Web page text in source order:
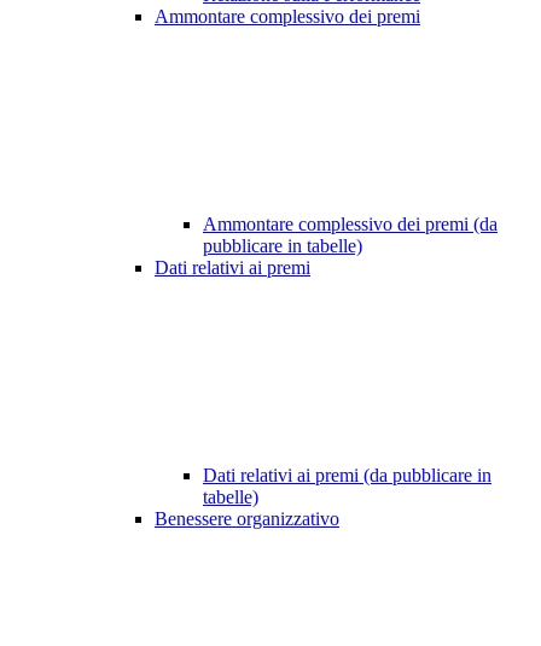
Ammontare complessivo dei premi
Ammontare complessivo dei premi (da
pubblicare in tabelle)
Dati relativi ai premi
Dati relativi ai premi (da pubblicare in
tabelle)
Benessere organizzativo